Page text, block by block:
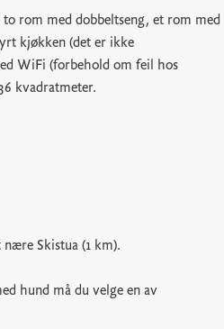
rom med dobbeltseng, et rom med
kjøkken (det er ikke
WiFi (forbehold om feil hos
kvadratmeter.
Skistua (1 km).
hund må du velge en av